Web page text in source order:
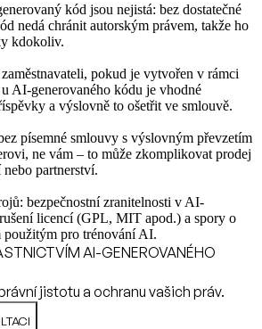
kód jsou nejistá: bez dostatečné
nedá chránit autorským právem, takže ho
kdokoliv.
pokud je vytvořen v rámci
AI-generovaného kódu je vhodné
a výslovně to ošetřit ve smlouvě.
písemné smlouvy s výslovným převzetím
ne vám – to může zkomplikovat prodej
partnerství.
bezpečnostní zranitelnosti v AI-
licencí (GPL, MIT apod.) a spory o
použitým pro trénování AI.
AI-GENEROVANÉHO
jistotu a ochranu vašich práv.